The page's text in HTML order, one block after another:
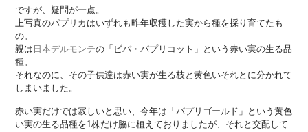
ですが、疑問が一点。
上写真のパプリカはいずれも昨年収穫した実から種を採り育てたも
の。
親は 日本デルモンテの「ビバ・パプリコット」という赤い実の生る品
種。
それなのに、その子供達は赤い実が生る枝と黄色いそれとに分かれて
しまいました。
赤い実だけでは寂しいと思い、今年は「パプリゴールド」という黄色
い実の生る品種を1株だけ脇に植えておりましたが、それと交配して